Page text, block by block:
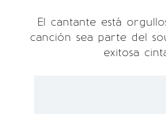
El cantante está
canción sea parte del
exitosa